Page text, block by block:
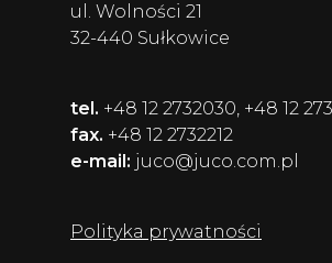
ul. Wolności 21
32-440 Sułkowice
tel. +48 12 2732030, +48 12
fax. +48 12 2732212
e-mail: juco@juco.com.pl
Polityka prywatności